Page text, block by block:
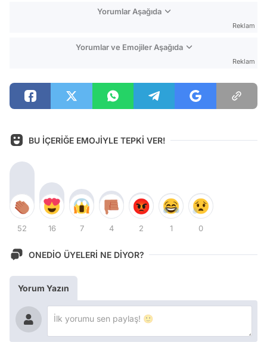
Yorumlar Aşağıda
Reklam
Yorumlar ve Emojiler Aşağıda
Reklam
BU İÇERİĞE EMOJİYLE TEPKİ VER!
52 16 7 4 2 1 0
ONEDİO ÜYELERİ NE DİYOR?
Yorum Yazın